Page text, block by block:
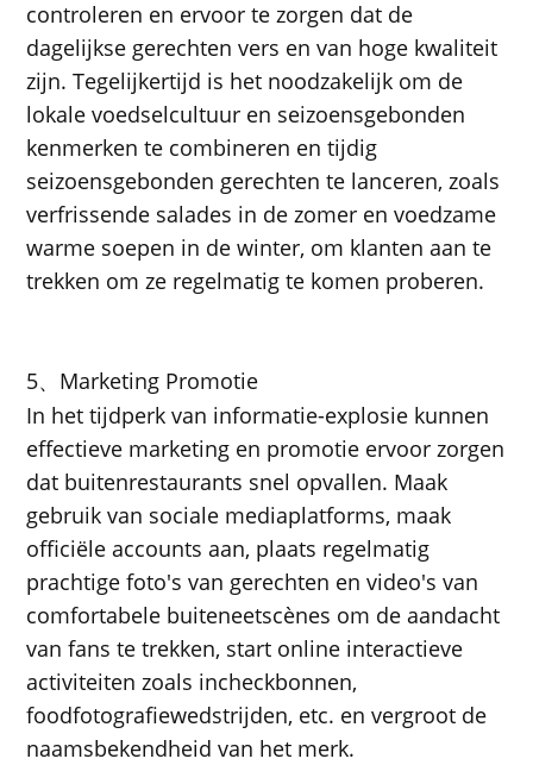
controleren en ervoor te zorgen dat de
dagelijkse gerechten vers en van hoge kwaliteit
zijn. Tegelijkertijd is het noodzakelijk om de
lokale voedselcultuur en seizoensgebonden
kenmerken te combineren en tijdig
seizoensgebonden gerechten te lanceren, zoals
verfrissende salades in de zomer en voedzame
warme soepen in de winter, om klanten aan te
trekken om ze regelmatig te komen proberen.
5、 Marketing Promotie
In het tijdperk van informatie-explosie kunnen
effectieve marketing en promotie ervoor zorgen
dat buitenrestaurants snel opvallen. Maak
gebruik van sociale mediaplatforms, maak
officiële accounts aan, plaats regelmatig
prachtige foto's van gerechten en video's van
comfortabele buiteneetscènes om de aandacht
van fans te trekken, start online interactieve
activiteiten zoals incheckbonnen,
foodfotografiewedstrijden, etc. en vergroot de
naamsbekendheid van het merk.